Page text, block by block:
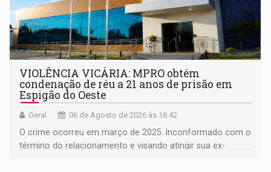
VIOLÊNCIA VICÁRIA: MPRO obtém
condenação de réu a 21 anos de prisão em
Espigão do Oeste
Geral 06 de Agosto de 2026 às 16:42
O crime ocorreu em março de 2025. Inconformado com o
término do relacionamento e visando atingir sua ex-